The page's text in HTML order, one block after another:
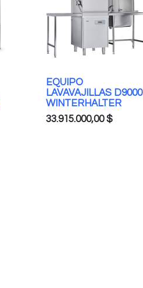
EQUIPO
LAVAVAJILLAS D9000
WINTERHALTER
33.915.000,00$